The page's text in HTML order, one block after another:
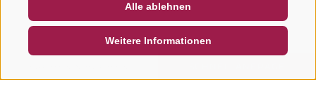
Alle ablehnen
Weitere Informationen